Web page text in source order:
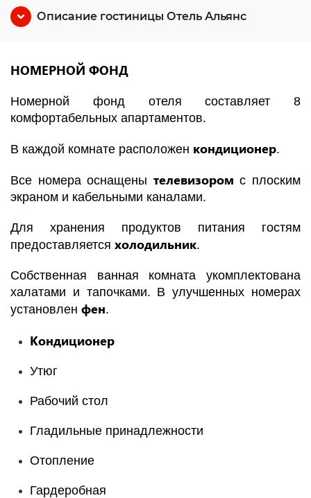
Описание гостиницы Отель Альянс
НОМЕРНОЙ ФОНД
Номерной фонд отеля составляет 8
комфортабельных апартаментов.
В каждой комнате расположен кондиционер.
Все номера оснащены телевизором с плоским
экраном и кабельными каналами.
Для хранения продуктов питания гостям
предоставляется холодильник.
Собственная ванная комната укомплектована
халатами и тапочками. В улучшенных номерах
установлен фен.
Кондиционер
Утюг
Рабочий стол
Гладильные принадлежности
Отопление
Гардеробная